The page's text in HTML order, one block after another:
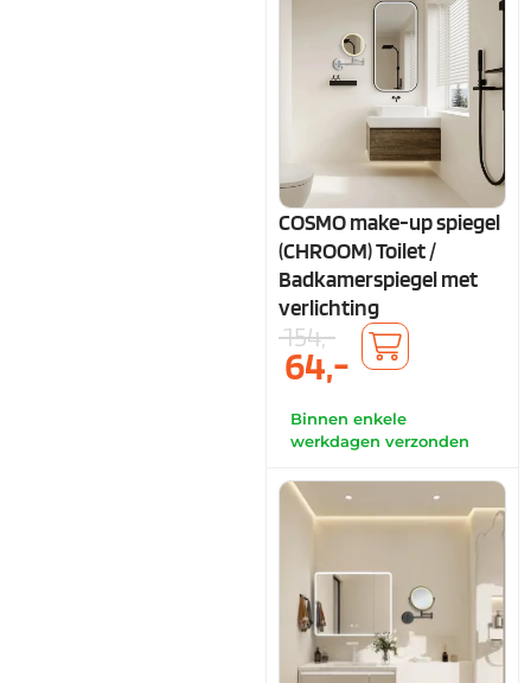
COSMO make-up spiegel
(CHROOM) Toilet /
Badkamerspiegel met
verlichting
154,-
64,-
Binnen enkele
werkdagen verzonden